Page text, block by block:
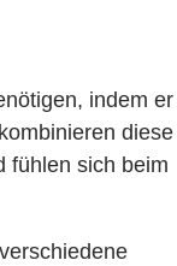
indem er
diese
fühlen sich beim